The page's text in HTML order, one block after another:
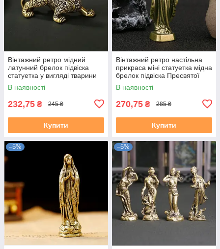
Вінтажний ретро мідний
латунний брелок підвіска
статуетка у вигляді тварини
Дракон
В наявності
232,75 ₴ 245 ₴
Купити
Вінтажний ретро настільна
прикраса міні статуетка мідна
брелок підвіска Пресвятої
Богородиці Діви Марії
В наявності
270,75 ₴ 285 ₴
Купити
–5% –5%